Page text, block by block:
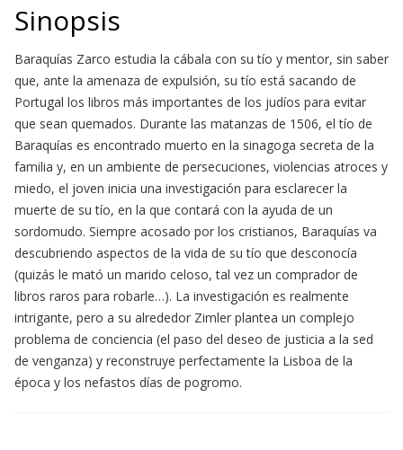
Sinopsis
Baraquías Zarco estudia la cábala con su tío y mentor, sin saber
que, ante la amenaza de expulsión, su tío está sacando de
Portugal los libros más importantes de los judíos para evitar
que sean quemados. Durante las matanzas de 1506, el tío de
Baraquías es encontrado muerto en la sinagoga secreta de la
familia y, en un ambiente de persecuciones, violencias atroces y
miedo, el joven inicia una investigación para esclarecer la
muerte de su tío, en la que contará con la ayuda de un
sordomudo. Siempre acosado por los cristianos, Baraquías va
descubriendo aspectos de la vida de su tío que desconocía
(quizás le mató un marido celoso, tal vez un comprador de
libros raros para robarle…). La investigación es realmente
intrigante, pero a su alrededor Zimler plantea un complejo
problema de conciencia (el paso del deseo de justicia a la sed
de venganza) y reconstruye perfectamente la Lisboa de la
época y los nefastos días de pogromo.